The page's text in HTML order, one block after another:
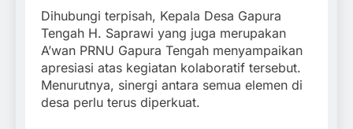
Dihubungi terpisah, Kepala Desa Gapura
Tengah H. Saprawi yang juga merupakan
A’wan PRNU Gapura Tengah menyampaikan
apresiasi atas kegiatan kolaboratif tersebut.
Menurutnya, sinergi antara semua elemen di
desa perlu terus diperkuat.